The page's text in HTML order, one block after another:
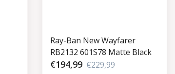
Ray-Ban New Wayfarer
RB2132 601S78 Matte Black
€194,99 €229,99